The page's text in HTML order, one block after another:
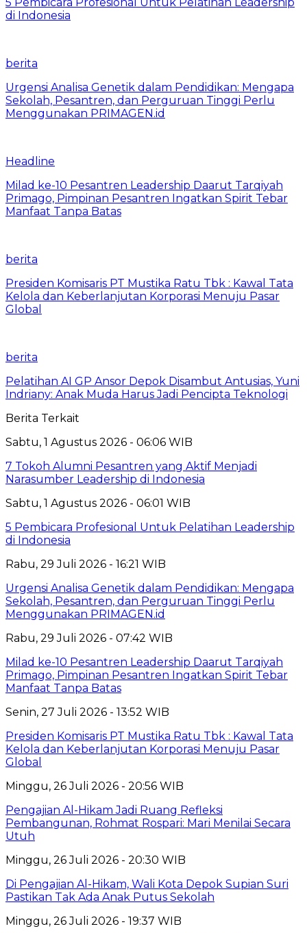
di Indonesia
berita
Urgensi Analisa Genetik dalam Pendidikan: Mengapa
Sekolah, Pesantren, dan Perguruan Tinggi Perlu
Menggunakan PRIMAGEN.id
Headline
Milad ke-10 Pesantren Leadership Daarut Tarqiyah
Primago, Pimpinan Pesantren Ingatkan Spirit Tebar
Manfaat Tanpa Batas
berita
Presiden Komisaris PT Mustika Ratu Tbk : Kawal Tata
Kelola dan Keberlanjutan Korporasi Menuju Pasar
Global
berita
Pelatihan AI GP Ansor Depok Disambut Antusias, Yuni
Indriany: Anak Muda Harus Jadi Pencipta Teknologi
Berita Terkait
Sabtu, 1 Agustus 2026 - 06:06 WIB
7 Tokoh Alumni Pesantren yang Aktif Menjadi
Narasumber Leadership di Indonesia
Sabtu, 1 Agustus 2026 - 06:01 WIB
5 Pembicara Profesional Untuk Pelatihan Leadership
di Indonesia
Rabu, 29 Juli 2026 - 16:21 WIB
Urgensi Analisa Genetik dalam Pendidikan: Mengapa
Sekolah, Pesantren, dan Perguruan Tinggi Perlu
Menggunakan PRIMAGEN.id
Rabu, 29 Juli 2026 - 07:42 WIB
Milad ke-10 Pesantren Leadership Daarut Tarqiyah
Primago, Pimpinan Pesantren Ingatkan Spirit Tebar
Manfaat Tanpa Batas
Senin, 27 Juli 2026 - 13:52 WIB
Presiden Komisaris PT Mustika Ratu Tbk : Kawal Tata
Kelola dan Keberlanjutan Korporasi Menuju Pasar
Global
Minggu, 26 Juli 2026 - 20:56 WIB
Pengajian Al-Hikam Jadi Ruang Refleksi
Pembangunan, Rohmat Rospari: Mari Menilai Secara
Utuh
Minggu, 26 Juli 2026 - 20:30 WIB
Di Pengajian Al-Hikam, Wali Kota Depok Supian Suri
Pastikan Tak Ada Anak Putus Sekolah
Minggu, 26 Juli 2026 - 19:37 WIB